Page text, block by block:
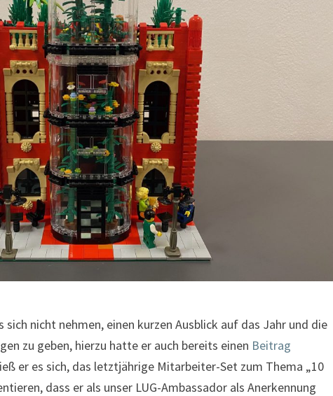
sich nicht nehmen, einen kurzen Ausblick auf das Jahr und die
zu geben, hierzu hatte er auch bereits einen Beitrag
er es sich, das letztjährige Mitarbeiter-Set zum Thema „10
dass er als unser LUG-Ambassador als Anerkennung